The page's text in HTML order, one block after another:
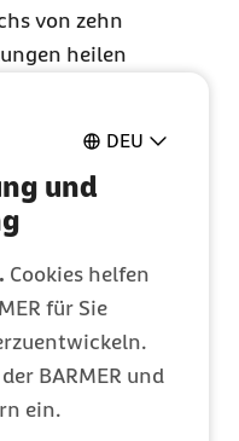
DEU
und
Cookies helfen
für Sie
BARMER und
ein.
von zehn
heilen
von selbst.
heilen
nach zwei
ist, kann auch
behandelt wird.
bis drei
nach vier
von